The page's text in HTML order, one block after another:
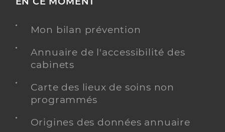
Mon bilan prévention
Annuaire de l'accessibilité des
cabinets
Carte des lieux de soins non
programmés
Origines des données annuaire